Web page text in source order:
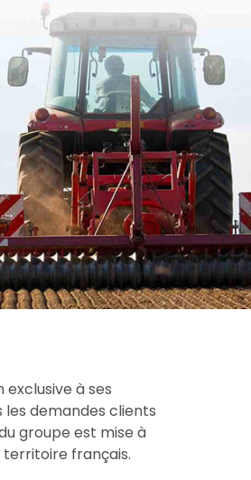
exclusive à ses
demandes clients
groupe est mise à
français.